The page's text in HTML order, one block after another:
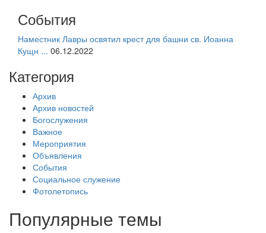
События
Наместник Лавры освятил крест для башни св. Иоанна
Кущн ... 06.12.2022
Категория
Архив
Архив новостей
Богослужения
Важное
Мероприятия
Объявления
События
Социальное служение
Фотолетопись
Популярные темы